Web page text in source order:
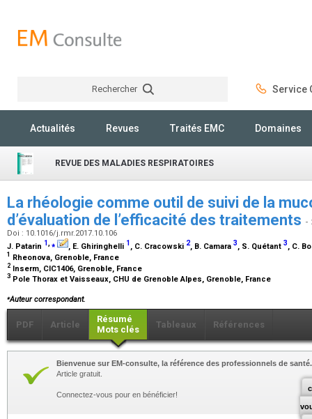
Rechercher Service
Actualités Revues Traités EMC Domaines
REVUE DES MALADIES RESPIRATOIRES
La rhéologie comme outil de suivi de la
d’évaluation de l’efficacité des traitements -
Doi : 10.1016/j.rmr.2017.10.106
J. Patarin 1,⁎ , E. Ghiringhelli 1 , C. Cracowski 2, B. Camara 3, S. Quétant 3, C.
1 Rheonova, Grenoble, France
2 Inserm, CIC1406, Grenoble, France
3 Pole Thorax et Vaisseaux, CHU de Grenoble Alpes, Grenoble, France
⁎Auteur correspondant.
PDF Article
Résumé
Mots clés
Tableaux Références
Bienvenue sur EM-consulte, la référence des professionnels de santé.
Article gratuit.
Connectez-vous pour en bénéficier!